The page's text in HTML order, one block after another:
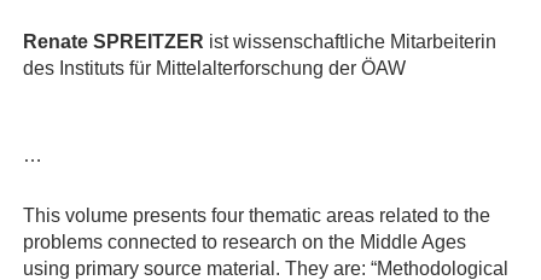
Renate SPREITZER ist wissenschaftliche Mitarbeiterin
des Instituts für Mittelalterforschung der ÖAW
This volume presents four thematic areas related to the
problems connected to research on the Middle Ages
using primary source material. They are: “Methodological